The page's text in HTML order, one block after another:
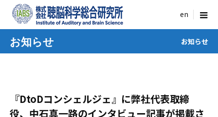
menu
お知らせ お知らせ
『DtoDコンシェルジェ』に弊社代表取締
役、中石真一路のインタビュー記事が掲載さ